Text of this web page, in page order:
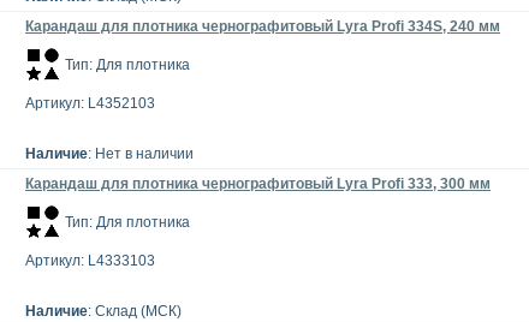
Карандаш для плотника чернографитовый Lyra Profi 334S, 240 мм
Тип: Для плотника
Артикул: L4352103
Наличие: Нет в наличии
Карандаш для плотника чернографитовый Lyra Profi 333, 300 мм
Тип: Для плотника
Артикул: L4333103
Наличие: Склад (МСК)